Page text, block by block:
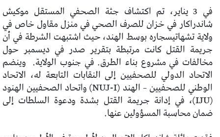
في 3 يناير، تم اكتشاف جثة الصحفي المستقل موكيش
شاندراكار في خزان للصرف الصحي في منزل مقاول خاص في
ولاية تشهاتيسجاره بوسط الهند، حيث اشتبهت الشرطة في أن
جريمة القتل كانت مرتبطة بتقرير صدر في ديسمبر حول
مخالفات في مشروع بناء الطرق. في جنوب الولاية. وينضم
الاتحاد الدولي للصحفيين إلى النقابات التابعة له، الاتحاد
الوطني للصحفيين – الهند (NUJ-I) واتحاد الصحفيين الهنود
(IJU)، في إدانة جريمة القتل بشدة ودعوة السلطات إلى
ضمان محاسبة المسؤولين عنها.